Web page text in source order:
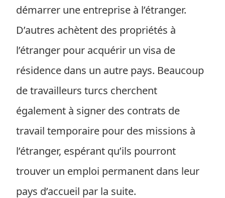
démarrer une entreprise à l’étranger.
D’autres achètent des propriétés à
l’étranger pour acquérir un visa de
résidence dans un autre pays. Beaucoup
de travailleurs turcs cherchent
également à signer des contrats de
travail temporaire pour des missions à
l’étranger, espérant qu’ils pourront
trouver un emploi permanent dans leur
pays d’accueil par la suite.